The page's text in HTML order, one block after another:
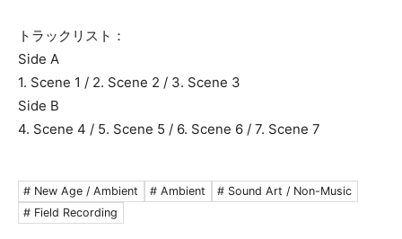
トラックリスト：
Side A
1. Scene 1 / 2. Scene 2 / 3. Scene 3
Side B
4. Scene 4 / 5. Scene 5 / 6. Scene 6 / 7. Scene 7
# New Age / Ambient # Ambient
# Sound Art / Non-Music
# Field Recording